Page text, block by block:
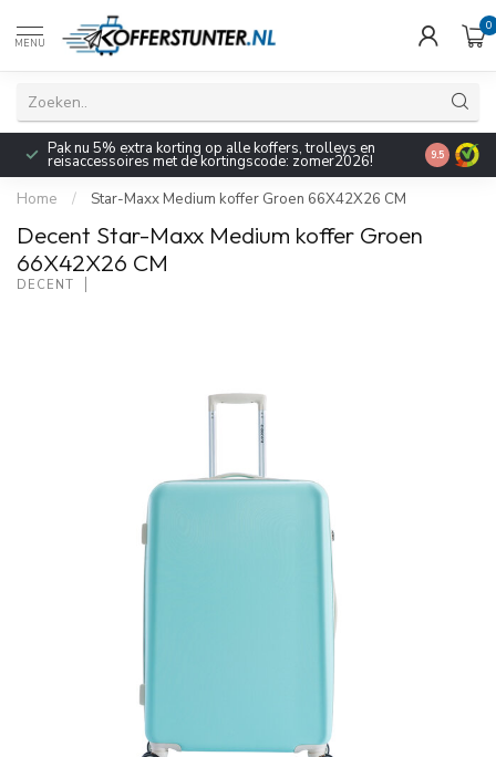
MENU
0
Pak nu 5% extra korting op alle koffers, trolleys en
reisaccessoires met de kortingscode: zomer2026! 9.5
Home / Star-Maxx Medium koffer Groen 66X42X26 CM
Decent Star-Maxx Medium koffer Groen
66X42X26 CM
DECENT